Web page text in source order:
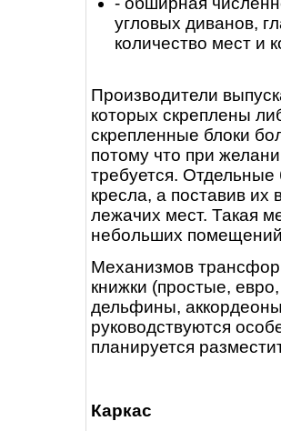
угловых диванов,
количество мест и
Производители
которых скреплены
скрепленные блоки
потому что при
требуется. Отдельные
кресла, а поставив их
лежачих мест. Такая
небольших
Механизмов
книжки (простые,
дельфины,
руководствуются
планируется
Каркас